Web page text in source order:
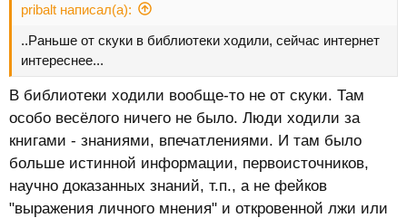
pribalt написал(а):
..Раньше от скуки в библиотеки ходили, сейчас интернет
интереснее...
В библиотеки ходили вообще-то не от скуки. Там
особо весёлого ничего не было. Люди ходили за
книгами - знаниями, впечатлениями. И там было
больше истинной информации, первоисточников,
научно доказанных знаний, т.п., а не фейков
"выражения личного мнения" и откровенной лжи или